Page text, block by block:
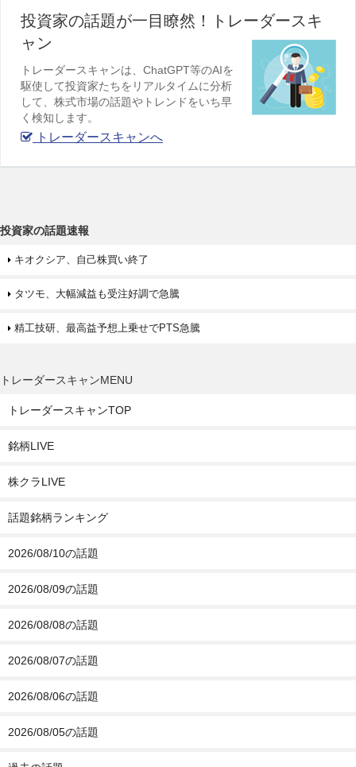
投資家の話題が一目瞭然！トレーダースキ
ャン
トレーダースキャンは、ChatGPT等のAIを
駆使して投資家たちをリアルタイムに分析
して、株式市場の話題やトレンドをいち早
く検知します。
トレーダースキャンへ
投資家の話題速報
キオクシア、自己株買い終了
タツモ、大幅減益も受注好調で急騰
精工技研、最高益予想上乗せでPTS急騰
トレーダースキャンMENU
トレーダースキャンTOP
銘柄LIVE
株クラLIVE
話題銘柄ランキング
2026/08/10の話題
2026/08/09の話題
2026/08/08の話題
2026/08/07の話題
2026/08/06の話題
2026/08/05の話題